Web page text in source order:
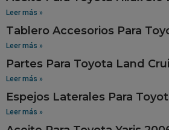
Leer más »
Tablero Accesorios Para
Leer más »
Partes Para Toyota Land
Leer más »
Espejos Laterales Para
Leer más »